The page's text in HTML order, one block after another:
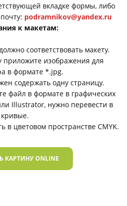
вкладке формы, либо
podramnikov@yandex.ru
к макетам:
соответствовать макету.
приложите изображения для
в формате *.jpg.
содержать одну страницу.
файл в формате в графических
Illustrator, нужно перевести в
кривые.
в цветовом пространстве CMYK.
КАРТИНУ ONLINE